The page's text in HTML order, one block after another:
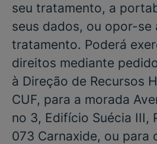
seu tratamento, a
seus dados, ou opor-se
tratamento. Poderá
direitos mediante
à Direção de Recursos
CUF, para a morada
no 3, Edifício Suécia III,
073 Carnaxide, ou para